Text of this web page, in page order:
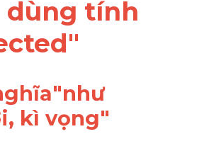
dùng tính
kì vọng"